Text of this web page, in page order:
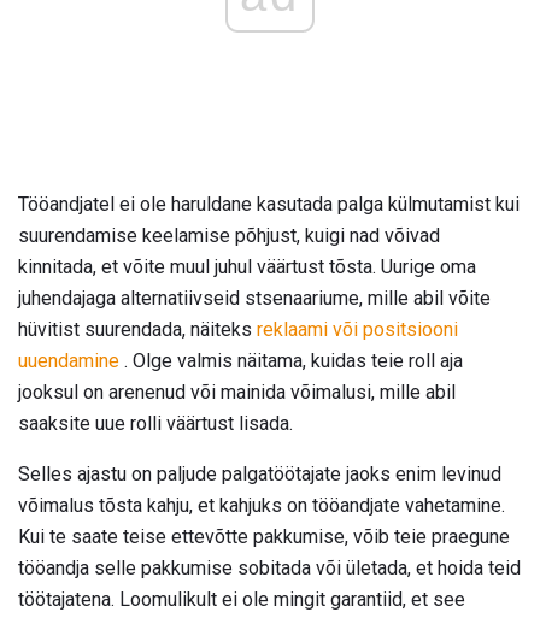
Tööandjatel ei ole haruldane kasutada palga külmutamist kui
suurendamise keelamise põhjust, kuigi nad võivad
kinnitada, et võite muul juhul väärtust tõsta. Uurige oma
juhendajaga alternatiivseid stsenaariume, mille abil võite
hüvitist suurendada, näiteks reklaami või positsiooni
uuendamine . Olge valmis näitama, kuidas teie roll aja
jooksul on arenenud või mainida võimalusi, mille abil
saaksite uue rolli väärtust lisada.
Selles ajastu on paljude palgatöötajate jaoks enim levinud
võimalus tõsta kahju, et kahjuks on tööandjate vahetamine.
Kui te saate teise ettevõtte pakkumise, võib teie praegune
tööandja selle pakkumise sobitada või ületada, et hoida teid
töötajatena. Loomulikult ei ole mingit garantiid, et see